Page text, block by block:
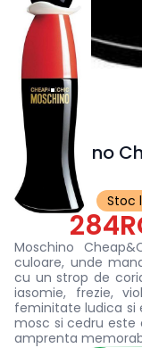
Stoc
Moschino
Moschino
culoare, unde
cu un strop de
iasomie, frezie,
feminitate ludica si
mosc si cedru este
amprenta